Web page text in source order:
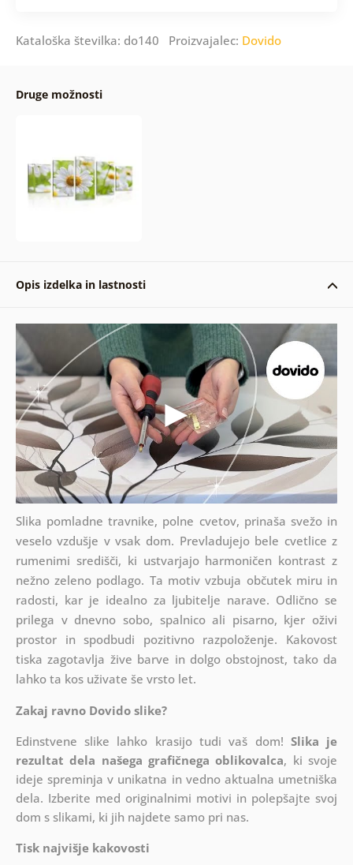
Kataloška številka: do140 Proizvajalec: Dovido
Druge možnosti
Opis izdelka in lastnosti
Slika pomladne travnike, polne cvetov, prinaša svežo in
veselo vzdušje v vsak dom. Prevladujejo bele cvetlice z
rumenimi središči, ki ustvarjajo harmoničen kontrast z
nežno zeleno podlago. Ta motiv vzbuja občutek miru in
radosti, kar je idealno za ljubitelje narave. Odlično se
prilega v dnevno sobo, spalnico ali pisarno, kjer oživi
prostor in spodbudi pozitivno razpoloženje. Kakovost
tiska zagotavlja žive barve in dolgo obstojnost, tako da
lahko ta kos uživate še vrsto let.
Zakaj ravno Dovido slike?
Edinstvene slike lahko krasijo tudi vaš dom! Slika je
rezultat dela našega grafičnega oblikovalca, ki svoje
ideje spreminja v unikatna in vedno aktualna umetniška
dela. Izberite med originalnimi motivi in polepšajte svoj
dom s slikami, ki jih najdete samo pri nas.
Tisk najvišje kakovosti